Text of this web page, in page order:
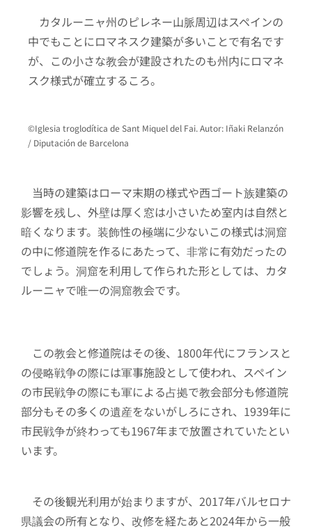
カタルーニャ州のピレネー山脈周辺はスペインの
中でもことにロマネスク建築が多いことで有名です
が、この小さな教会が建設されたのも州内にロマネ
スク様式が確立するころ。
©Iglesia troglodítica de Sant Miquel del Fai. Autor: Iñaki Relanzón
/ Diputación de Barcelona
当時の建築はローマ末期の様式や西ゴート族建築の
影響を残し、外壁は厚く窓は小さいため室内は自然と
暗くなります。装飾性の極端に少ないこの様式は洞窟
の中に修道院を作るにあたって、非常に有効だったの
でしょう。洞窟を利用して作られた形としては、カタ
ルーニャで唯一の洞窟教会です。
この教会と修道院はその後、1800年代にフランスと
の侵略戦争の際には軍事施設として使われ、スペイン
の市民戦争の際にも軍による占拠で教会部分も修道院
部分もその多くの遺産をないがしろにされ、1939年に
市民戦争が終わっても1967年まで放置されていたとい
います。
その後観光利用が始まりますが、2017年バルセロナ
県議会の所有となり、改修を経たあと2024年から一般